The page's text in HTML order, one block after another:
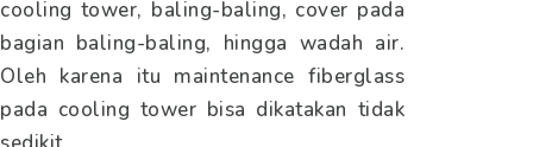
cooling tower, baling-baling, cover pada
bagian baling-baling, hingga wadah air.
Oleh karena itu maintenance fiberglass
pada cooling tower bisa dikatakan tidak